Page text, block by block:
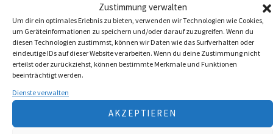
Zustimmung verwalten
Um dir ein optimales Erlebnis zu bieten, verwenden wir Technologien wie Cookies,
um Geräteinformationen zu speichern und/oder darauf zuzugreifen. Wenn du
diesen Technologien zustimmst, können wir Daten wie das Surfverhalten oder
eindeutige IDs auf dieser Website verarbeiten. Wenn du deine Zustimmung nicht
erteilst oder zurückziehst, können bestimmte Merkmale und Funktionen
beeinträchtigt werden.
Dienste verwalten
AKZEPTIEREN
Wildzählung aus der Luft
Folgen Sie uns